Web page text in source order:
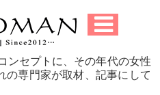
ンセプトに、その年代の女性
の専門家が取材、記事にして